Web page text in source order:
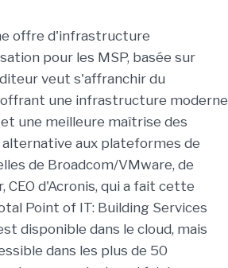
offre d'infrastructure
pour les MSP, basée sur
veut s'affranchir du
une infrastructure moderne
une meilleure maîtrise des
aux plateformes de
de Broadcom/VMware, de
CEO d'Acronis, qui a fait cette
Point of IT: Building Services
disponible dans le cloud, mais
dans les plus de 50